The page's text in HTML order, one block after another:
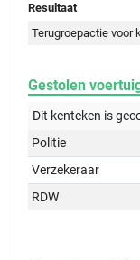
Resultaat
Terugroepactie voor
Gestolen
Dit kenteken is
Politie
Verzekeraar
RDW